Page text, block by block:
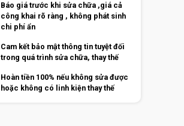
Báo giá trước khi sửa chữa ,giá cả
công khai rõ ràng , không phát sinh
chi phí ẩn
Cam kết bảo mật thông tin tuyệt đối
trong quá trình sửa chữa, thay thế
Hoàn tiền 100% nếu không sửa được
hoặc không có linh kiện thay thế